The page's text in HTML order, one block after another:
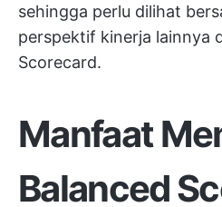
sehingga perlu dilihat
perspektif kinerja lainnya
Scorecard.
Manfaat
Balanced